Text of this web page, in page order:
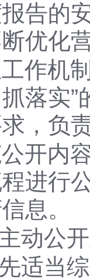
告的
优化
机制
落实
，负
内容
进行
息。
动公
适当